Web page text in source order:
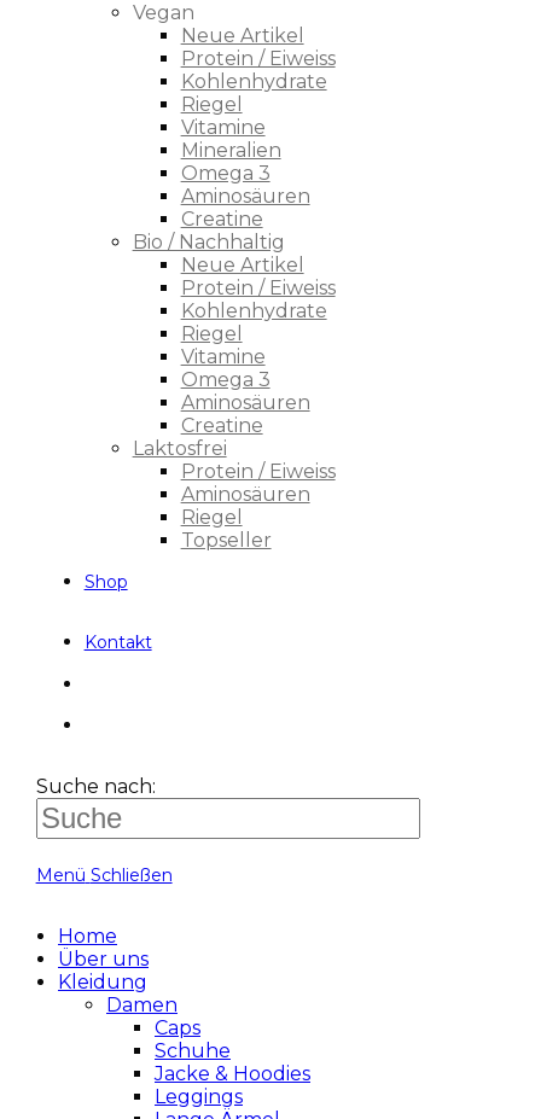
Vegan
Neue Artikel
Protein / Eiweiss
Kohlenhydrate
Riegel
Vitamine
Mineralien
Omega 3
Aminosäuren
Creatine
Bio / Nachhaltig
Neue Artikel
Protein / Eiweiss
Kohlenhydrate
Riegel
Vitamine
Omega 3
Aminosäuren
Creatine
Laktosfrei
Protein / Eiweiss
Aminosäuren
Riegel
Topseller
Shop
Kontakt
Suche nach:
Menü Schließen
Home
Über uns
Kleidung
Damen
Caps
Schuhe
Jacke & Hoodies
Leggings